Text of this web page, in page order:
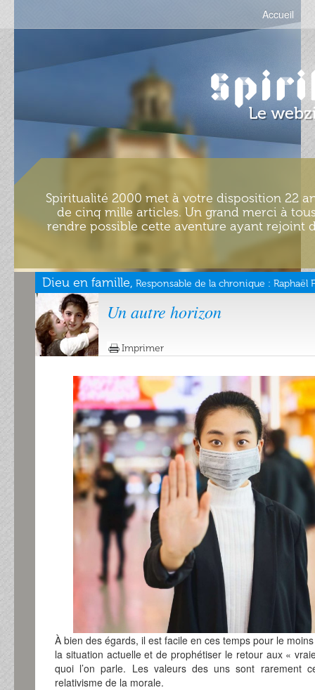
Accueil
Spiritualité 2000 met à votre disposition 22
de cinq mille articles. Un grand merci à
rendre possible cette aventure ayant rejoint
Dieu en famille, Responsable de la chronique : Raphaël
Un autre horizon
Imprimer
À bien des égards, il est facile en ces temps pour le
la situation actuelle et de prophétiser le retour aux «
quoi l’on parle. Les valeurs des uns sont rarement
relativisme de la morale.